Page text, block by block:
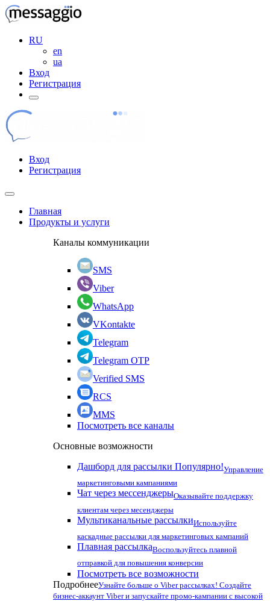
RU
en
ua
Вход
Регистрация
Вход
Регистрация
Главная
Продукты и услуги
Каналы коммуникации
SMS
Viber
WhatsApp
VKontakte
Telegram
Telegram OTP
Verified SMS
RCS
MMS
Посмотреть все каналы
Основные возможности
Дашборд для рассылки Популярно!Управление
маркетинговыми кампаниями
Чат через мессенджерыОказывайте поддержку
клиентам через месенджеры
Мультиканальные рассылкиИспользуйте
каскадные рассылки для маркетинговых кампаний
Плавная рассылкаВоспользуйтесь плавной
отправкой для повышения конверсии
Посмотреть все возможности
ПодробнееУзнайте больше о Viber рассылках! Создайте
бизнес-аккаунт Viber и запускайте промо-кампании с высокой